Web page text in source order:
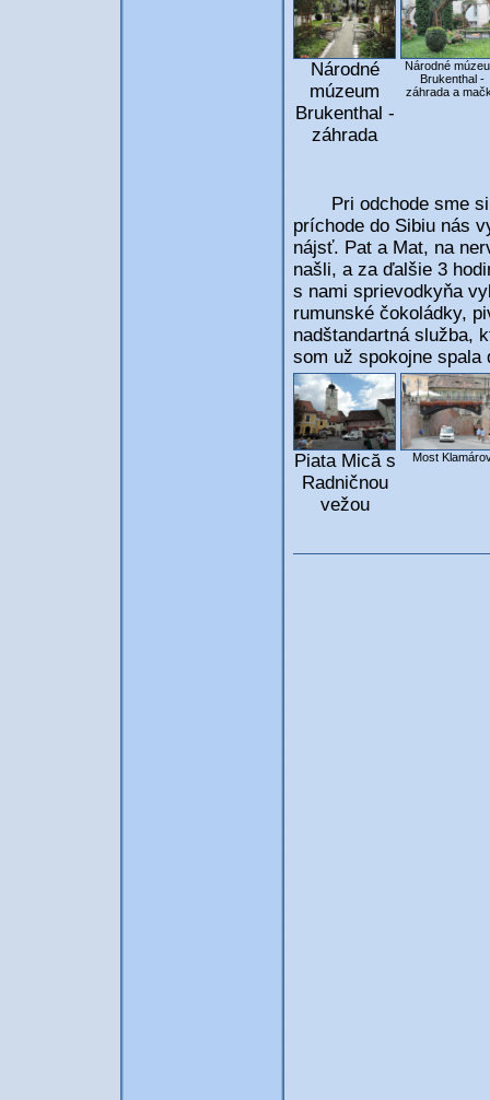
Národné
múzeum
Brukenthal -
záhrada
Národné
Brukenthal -
záhrada a
Pri odchode sme si
príchode do Sibiu nás
nájsť. Pat a Mat, na
našli, a za ďalšie 3
s nami sprievodkyňa
rumunské čokoládky,
nadštandartná služba,
som už spokojne spala
Piata Mică s
Radničnou
vežou
Most